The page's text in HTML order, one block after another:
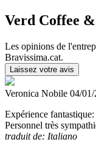
Verd Coffee
Les opinions de
Bravissima.cat.
Laissez votre avis
Veronica Nobile 04/
Expérience fantastique:
Personnel très
traduit de: Italiano